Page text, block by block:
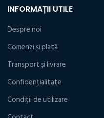
INFORMAȚII UTILE
Despre noi
Comenzi și plată
Transport și livrare
Confidențialitate
Condiţii de utilizare